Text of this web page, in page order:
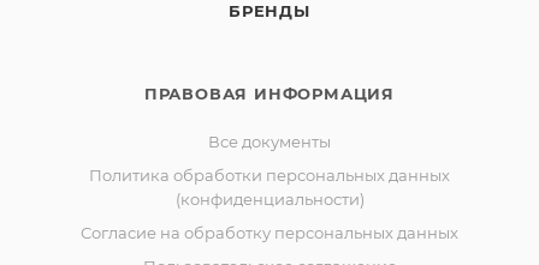
БРЕНДЫ
ПРАВОВАЯ ИНФОРМАЦИЯ
Все документы
Политика обработки персональных данных
(конфиденциальности)
Согласие на обработку персональных данных